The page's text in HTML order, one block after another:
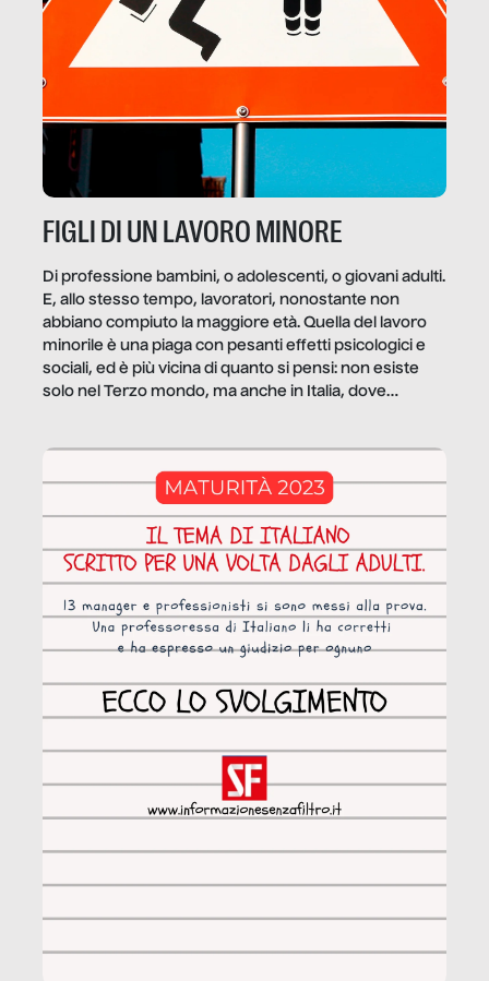
FIGLI DI UN LAVORO MINORE
Di professione bambini, o adolescenti, o giovani adulti.
E, allo stesso tempo, lavoratori, nonostante non
abbiano compiuto la maggiore età. Quella del lavoro
minorile è una piaga con pesanti effetti psicologici e
sociali, ed è più vicina di quanto si pensi: non esiste
solo nel Terzo mondo, ma anche in Italia, dove